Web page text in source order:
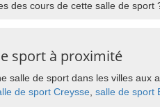
des cours de cette salle de sport
sport à proximité
salle de sport dans les villes aux
de sport Creysse salle de sport